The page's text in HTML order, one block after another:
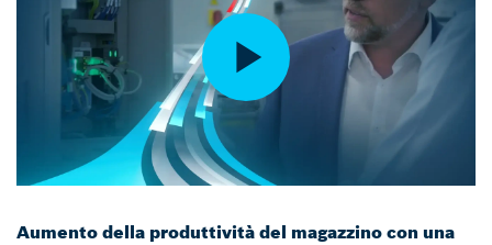
Aumento della produttività del magazzino con una